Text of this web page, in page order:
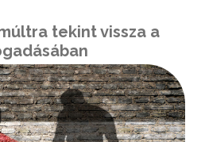
tekint vissza a